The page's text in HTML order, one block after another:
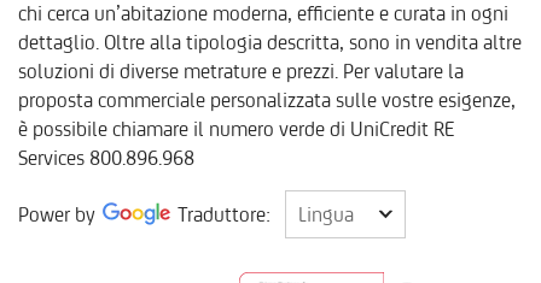
chi cerca un’abitazione moderna, efficiente e curata in ogni
dettaglio. Oltre alla tipologia descritta, sono in vendita altre
soluzioni di diverse metrature e prezzi. Per valutare la
proposta commerciale personalizzata sulle vostre esigenze,
è possibile chiamare il numero verde di UniCredit RE
Services 800.896.968
Power by Traduttore: Lingua
Lingua